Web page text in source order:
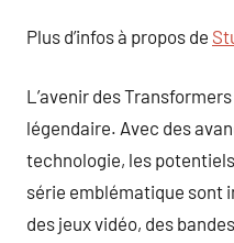
Plus d’infos à propos de
L’avenir des
légendaire. Avec des
technologie, les
série emblématique sont
des jeux vidéo, des